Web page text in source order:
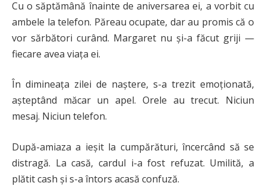
Cu o săptămână înainte de aniversarea ei, a vorbit cu
ambele la telefon. Păreau ocupate, dar au promis că o
vor sărbători curând. Margaret nu și-a făcut griji —
fiecare avea viața ei.
În dimineața zilei de naștere, s-a trezit emoționată,
așteptând măcar un apel. Orele au trecut. Niciun
mesaj. Niciun telefon.
După-amiaza a ieșit la cumpărături, încercând să se
distragă. La casă, cardul i-a fost refuzat. Umilită, a
plătit cash și s-a întors acasă confuză.